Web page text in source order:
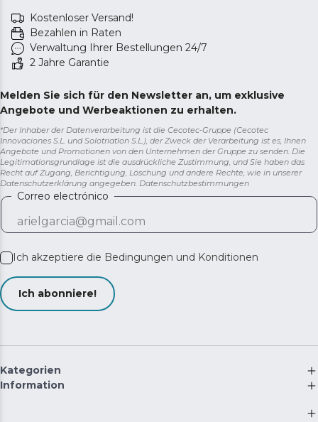
Kostenloser Versand!
Bezahlen in Raten
Verwaltung Ihrer Bestellungen 24/7
2 Jahre Garantie
Melden Sie sich für den Newsletter an, um exklusive
Angebote und Werbeaktionen zu erhalten.
*Der Inhaber der Datenverarbeitung ist die Cecotec-Gruppe (Cecotec
Innovaciones S.L. und Solotriatlon S.L.), der Zweck der Verarbeitung ist es, Ihnen
Angebote und Promotionen von den Unternehmen der Gruppe zu senden. Die
Legitimationsgrundlage ist die ausdrückliche Zustimmung, und Sie haben das
Recht auf Zugang, Berichtigung, Löschung und andere Rechte, wie in unserer
Datenschutzerklärung angegeben. Datenschutzbestimmungen
Correo electrónico
Ich akzeptiere die Bedingungen und Konditionen
Ich abonniere!
Kategorien
Information